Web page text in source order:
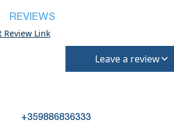
за чишћење и депозит за штету)
REVIEWS
Review Link
Leave a review
+359886836333